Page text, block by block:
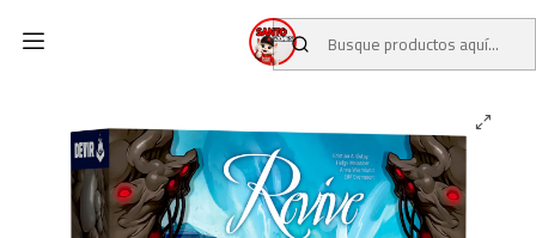
Revive juego de mesa